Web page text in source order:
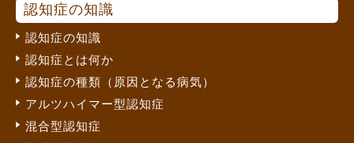
認知症の知識
認知症の知識
認知症とは何か
認知症の種類（原因となる病気）
アルツハイマー型認知症
混合型認知症